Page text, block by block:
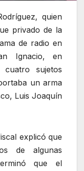
quien
privado de la
de radio en
Ignacio, en
sujetos
un arma
Luis Joaquín
explicó que
de algunas
que el